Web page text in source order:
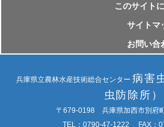
このサイト
サイトマ
お問い合
兵庫県立農林水産技術総合センター病害
虫防除所）
〒679-0198 兵庫県加西市別府
TEL：0790-47-1222 FAX：